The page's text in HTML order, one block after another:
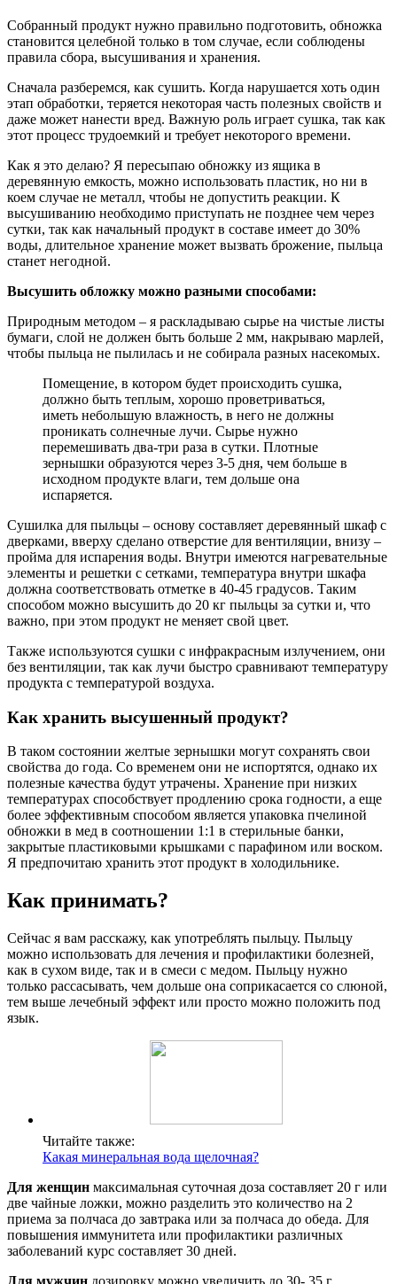
Собранный продукт нужно правильно подготовить, обножка
становится целебной только в том случае, если соблюдены
правила сбора, высушивания и хранения.
Сначала разберемся, как сушить. Когда нарушается хоть один
этап обработки, теряется некоторая часть полезных свойств и
даже может нанести вред. Важную роль играет сушка, так как
этот процесс трудоемкий и требует некоторого времени.
Как я это делаю? Я пересыпаю обножку из ящика в
деревянную емкость, можно использовать пластик, но ни в
коем случае не металл, чтобы не допустить реакции. К
высушиванию необходимо приступать не позднее чем через
сутки, так как начальный продукт в составе имеет до 30%
воды, длительное хранение может вызвать брожение, пыльца
станет негодной.
Высушить обложку можно разными способами:
Природным методом – я раскладываю сырье на чистые листы
бумаги, слой не должен быть больше 2 мм, накрываю марлей,
чтобы пыльца не пылилась и не собирала разных насекомых.
Помещение, в котором будет происходить сушка,
должно быть теплым, хорошо проветриваться,
иметь небольшую влажность, в него не должны
проникать солнечные лучи. Сырье нужно
перемешивать два-три раза в сутки. Плотные
зернышки образуются через 3-5 дня, чем больше в
исходном продукте влаги, тем дольше она
испаряется.
Сушилка для пыльцы – основу составляет деревянный шкаф с
дверками, вверху сделано отверстие для вентиляции, внизу –
пройма для испарения воды. Внутри имеются нагревательные
элементы и решетки с сетками, температура внутри шкафа
должна соответствовать отметке в 40-45 градусов. Таким
способом можно высушить до 20 кг пыльцы за сутки и, что
важно, при этом продукт не меняет свой цвет.
Также используются сушки с инфракрасным излучением, они
без вентиляции, так как лучи быстро сравнивают температуру
продукта с температурой воздуха.
Как хранить высушенный продукт?
В таком состоянии желтые зернышки могут сохранять свои
свойства до года. Со временем они не испортятся, однако их
полезные качества будут утрачены. Хранение при низких
температурах способствует продлению срока годности, а еще
более эффективным способом является упаковка пчелиной
обножки в мед в соотношении 1:1 в стерильные банки,
закрытые пластиковыми крышками с парафином или воском.
Я предпочитаю хранить этот продукт в холодильнике.
Как принимать?
Сейчас я вам расскажу, как употреблять пыльцу. Пыльцу
можно использовать для лечения и профилактики болезней,
как в сухом виде, так и в смеси с медом. Пыльцу нужно
только рассасывать, чем дольше она соприкасается со слюной,
тем выше лечебный эффект или просто можно положить под
язык.
Читайте также:
Какая минеральная вода щелочная?
Для женщин максимальная суточная доза составляет 20 г или
две чайные ложки, можно разделить это количество на 2
приема за полчаса до завтрака или за полчаса до обеда. Для
повышения иммунитета или профилактики различных
заболеваний курс составляет 30 дней.